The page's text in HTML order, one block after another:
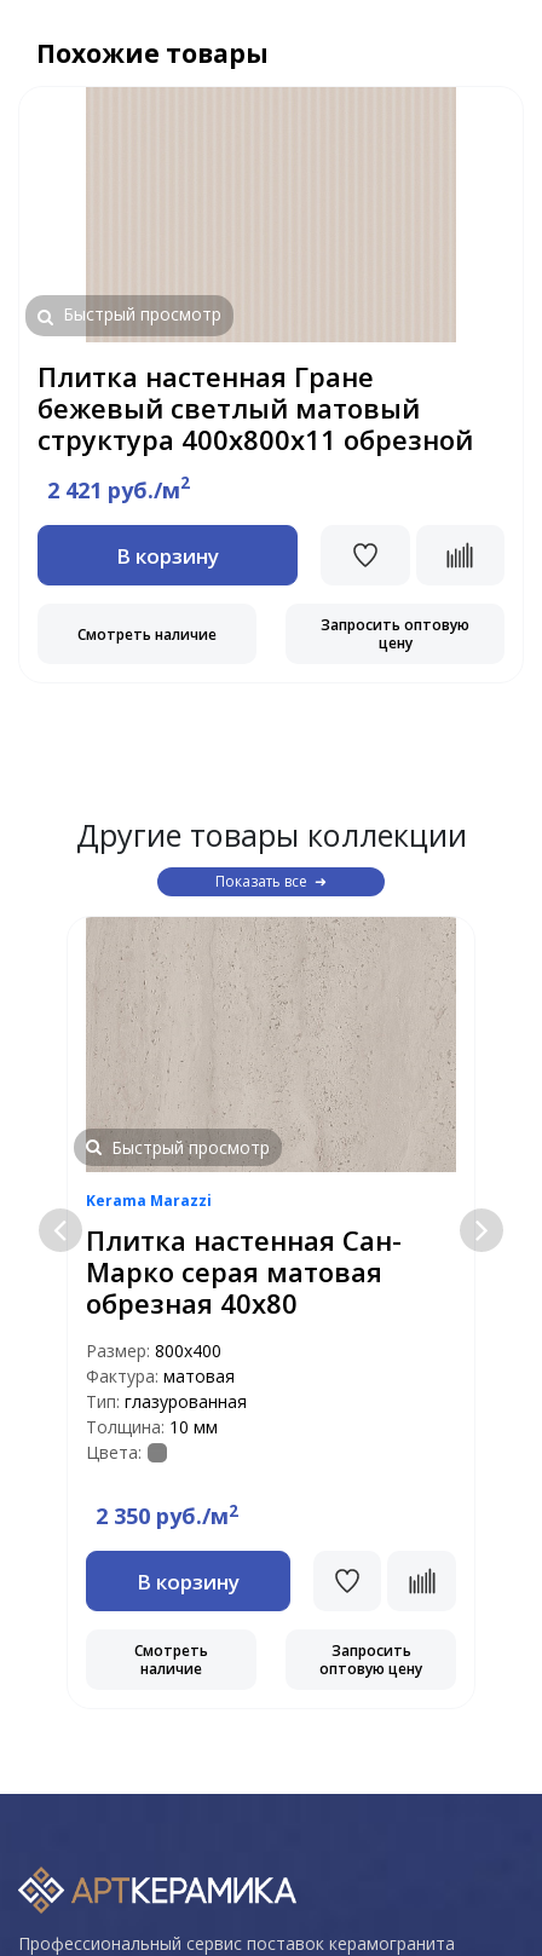
Похожие товары
Быстрый просмотр
Плитка настенная Гране
бежевый светлый матовый
структура 400x800x11 обрезной
2 421 руб./м2
В корзину
Смотреть наличие
Запросить оптовую
цену
Другие товары коллекции
Показать все
Быстрый просмотр
Kerama Marazzi
Плитка настенная Сан-
Марко серая матовая
обрезная 40х80
Размер: 800х400
Фактура: матовая
Тип: глазурованная
Толщина: 10 мм
Цвета:
2 350 руб./м2
В корзину
Смотреть
наличие
Запросить
оптовую цену
Профессиональный сервис поставок керамогранита